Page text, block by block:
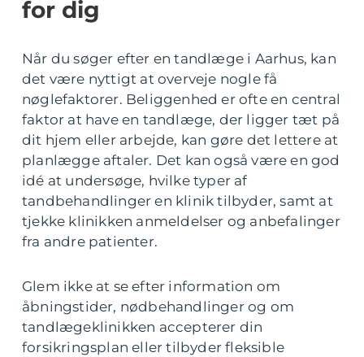
for dig
Når du søger efter en tandlæge i Aarhus, kan
det være nyttigt at overveje nogle få
nøglefaktorer. Beliggenhed er ofte en central
faktor at have en tandlæge, der ligger tæt på
dit hjem eller arbejde, kan gøre det lettere at
planlægge aftaler. Det kan også være en god
idé at undersøge, hvilke typer af
tandbehandlinger en klinik tilbyder, samt at
tjekke klinikken anmeldelser og anbefalinger
fra andre patienter.
Glem ikke at se efter information om
åbningstider, nødbehandlinger og om
tandlægeklinikken accepterer din
forsikringsplan eller tilbyder fleksible